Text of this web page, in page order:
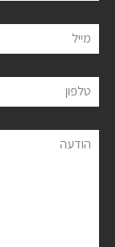
מייל
טלפון
הודעה